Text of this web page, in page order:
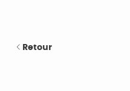
Retour